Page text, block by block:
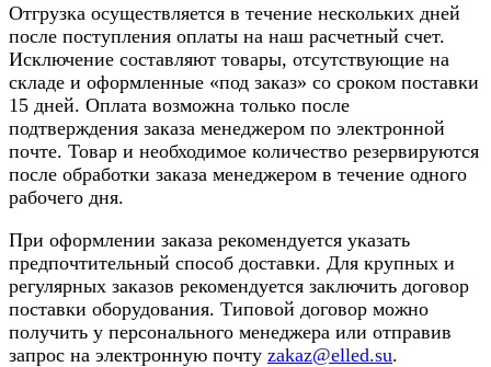
Отгрузка осуществляется в течение нескольких дней
после поступления оплаты на наш расчетный счет.
Исключение составляют товары, отсутствующие на
складе и оформленные «под заказ» со сроком поставки
15 дней. Оплата возможна только после
подтверждения заказа менеджером по электронной
почте. Товар и необходимое количество резервируются
после обработки заказа менеджером в течение одного
рабочего дня.
При оформлении заказа рекомендуется указать
предпочтительный способ доставки. Для крупных и
регулярных заказов рекомендуется заключить договор
поставки оборудования. Типовой договор можно
получить у персонального менеджера или отправив
запрос на электронную почту zakaz@elled.su.